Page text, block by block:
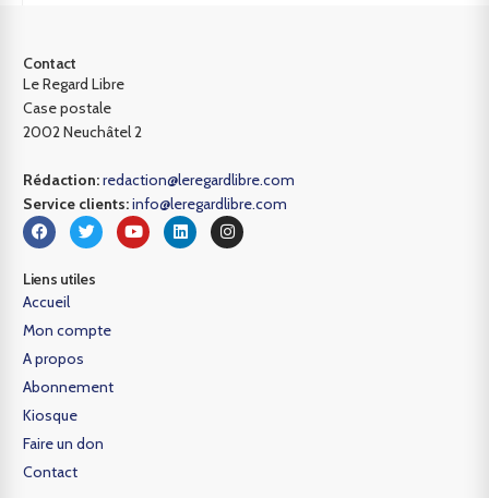
Contact
Le Regard Libre
Case postale
2002 Neuchâtel 2
Rédaction:redaction@leregardlibre.com
Service clients:info@leregardlibre.com
Liens utiles
Accueil
Mon compte
A propos
Abonnement
Kiosque
Faire un don
Contact